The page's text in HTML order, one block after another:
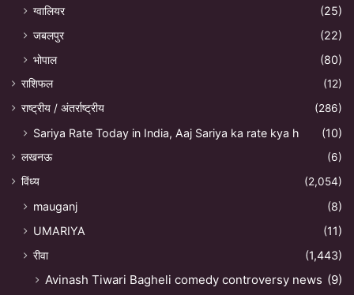
ग्वालियर
(25)
जबलपुर
(22)
भोपाल
(80)
राशिफल
(12)
राष्ट्रीय / अंतर्राष्ट्रीय
(286)
Sariya Rate Today in India, Aaj Sariya ka rate kya h (10)
लखनऊ
(6)
विंध्य
(2,054)
mauganj
(8)
UMARIYA
(11)
रीवा
(1,443)
Avinash Tiwari Bagheli comedy controversy news (9)